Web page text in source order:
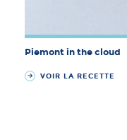
Piemont in the cloud
VOIR LA RECETTE